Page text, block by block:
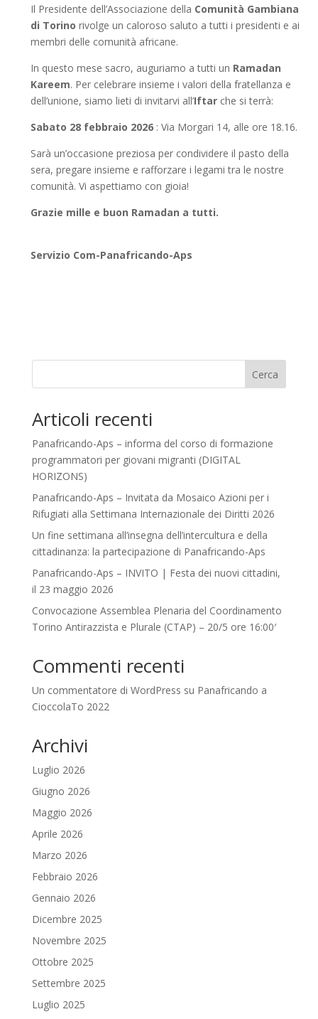
Il Presidente dell’Associazione della Comunità Gambiana
di Torino rivolge un caloroso saluto a tutti i presidenti e ai
membri delle comunità africane.
In questo mese sacro, auguriamo a tutti un Ramadan
Kareem. Per celebrare insieme i valori della fratellanza e
dell’unione, siamo lieti di invitarvi all’Iftarche si terrà:
Sabato 28 febbraio 2026: Via Morgari 14, alle ore 18.16.
Sarà un’occasione preziosa per condividere il pasto della
sera, pregare insieme e rafforzare i legami tra le nostre
comunità. Vi aspettiamo con gioia!
Grazie mille e buon Ramadan a tutti.
Servizio Com-Panafricando-Aps
Cerca
Articoli recenti
Panafricando-Aps – informa del corso di formazione
programmatori per giovani migranti (DIGITAL
HORIZONS)
Panafricando-Aps – Invitata da Mosaico Azioni per i
Rifugiati alla Settimana Internazionale dei Diritti 2026
Un fine settimana all’insegna dell’intercultura e della
cittadinanza: la partecipazione di Panafricando-Aps
Panafricando-Aps – INVITO | Festa dei nuovi cittadini,
il 23 maggio 2026
Convocazione Assemblea Plenaria del Coordinamento
Torino Antirazzista e Plurale (CTAP) – 20/5 ore 16:00′
Commenti recenti
Un commentatore di WordPress su Panafricando a
CioccolaTo 2022
Archivi
Luglio 2026
Giugno 2026
Maggio 2026
Aprile 2026
Marzo 2026
Febbraio 2026
Gennaio 2026
Dicembre 2025
Novembre 2025
Ottobre 2025
Settembre 2025
Luglio 2025